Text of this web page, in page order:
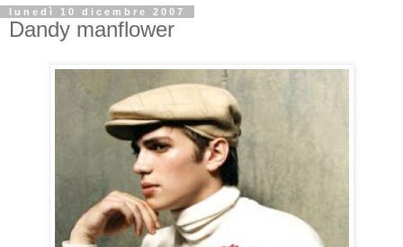
lunedì 10 dicembre 2007
Dandy manflower